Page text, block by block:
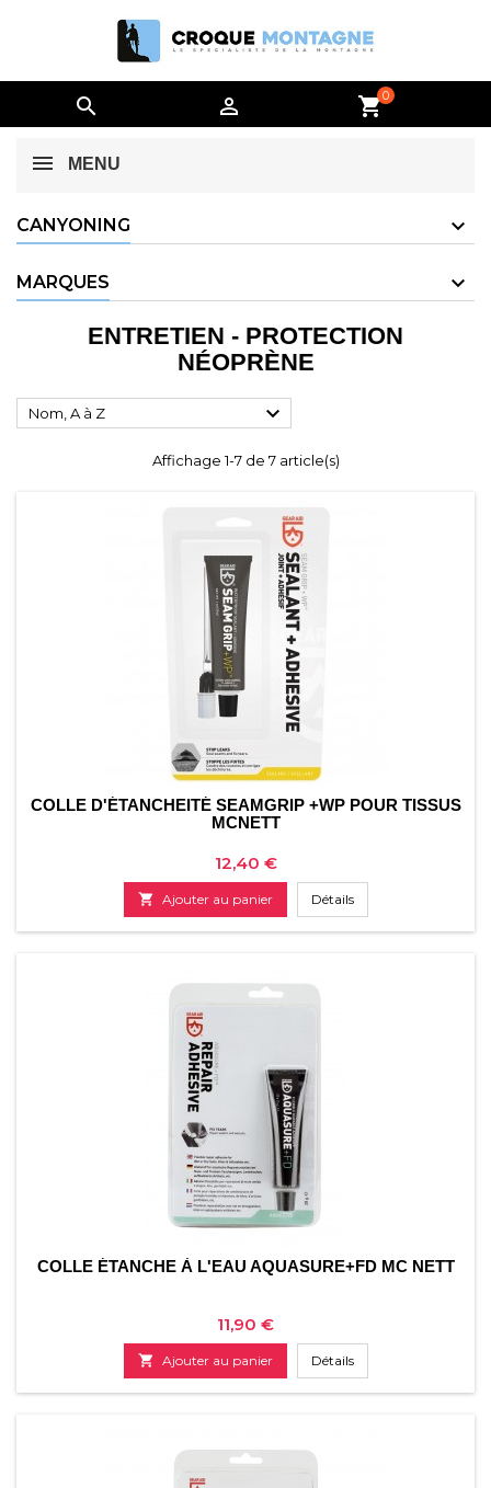
  shopping_cart0
MENU
CANYONING
MARQUES
ENTRETIEN - PROTECTION
NÉOPRÈNE
Nom, A à Z 
Affichage 1-7 de 7 article(s)
COLLE D'ÉTANCHEITÉ SEAMGRIP +WP POUR TISSUS
MCNETT
Prix
12,40 €
 Ajouter au panier Détails
COLLE ÉTANCHE À L'EAU AQUASURE+FD MC NETT
Prix
11,90 €
 Ajouter au panier Détails